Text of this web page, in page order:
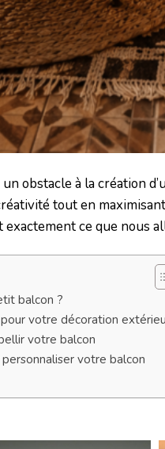
obstacle à la création
tout en
exactement ce que nous
balcon ?
votre décoration
votre balcon
votre balcon